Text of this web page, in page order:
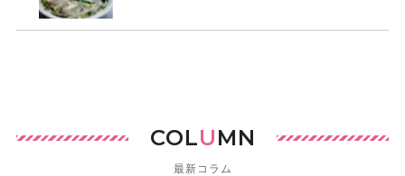
COLUMN
最新コラム